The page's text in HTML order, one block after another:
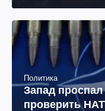
Политика
Запад
проверить